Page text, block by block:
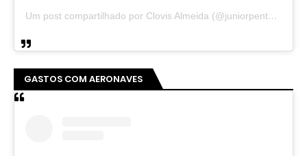
Um post compartilhado por Clovis Almeida (@juniorpentecoste01)
GASTOS COM AERONAVES